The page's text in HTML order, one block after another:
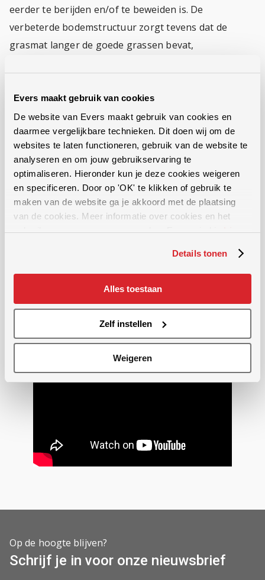
Evers maakt gebruik van cookies
De website van Evers maakt gebruik van cookies en
daarmee vergelijkbare technieken. Dit doen wij om de
websites te laten functioneren, gebruik van de website te
analyseren en om jouw gebruikservaring te
optimaliseren. Hieronder kun je deze cookies weigeren
en specificeren. Door op 'OK' te klikken of gebruik te
maken van de website ga je akkoord met de plaatsing
van de cookies. Meer informatie over cookies en het
gebruik van persoonsgegevens door Evers vind jehier.
Details tonen
Alles toestaan
Zelf instellen
Weigeren
eerder te berijden en/of te beweiden is. De
verbeterde bodemstructuur zorgt tevens dat de
grasmat langer de goede grassen bevat,
De graslandwoeler snijdt door de graszode, heft met
de woelertand de bodemverdichting op en drukt de
open snede (waar de woelertand doorheen is gegaan)
weer dicht met de rol. Zo breekt de woelertand de
verdichting open terwijl de graszode intact blijft.
Evers penetrometer
bodemverdichting zit. Bekijk de video.
Op de hoogte blijven?
Schrijf je in voor onze nieuwsbrief